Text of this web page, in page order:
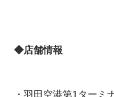
◆店舗情報
・羽田空港第1ターミ